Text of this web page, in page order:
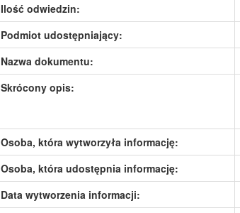
Ilość odwiedzin:
Podmiot udostępniający:
Nazwa dokumentu:
Skrócony opis:
Osoba, która wytworzyła informację:
Osoba, która udostępnia informację:
Data wytworzenia informacji: